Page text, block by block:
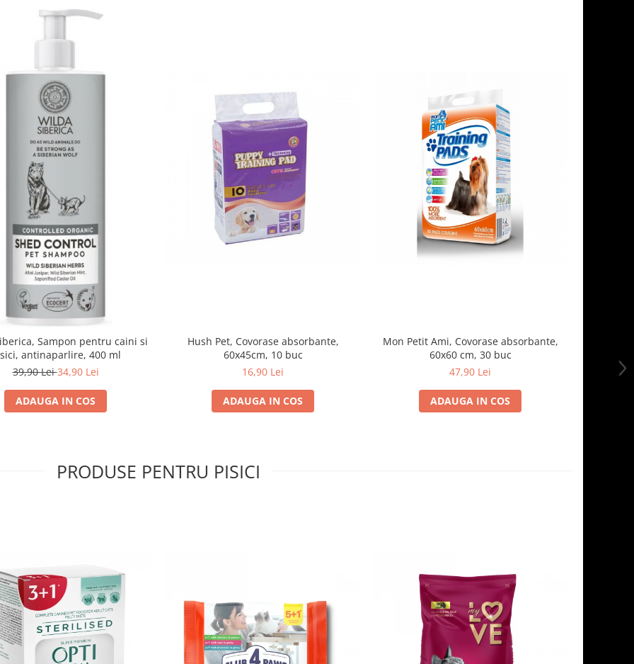
Sampon pentru caini si
antinaparlire, 400 ml
39,90 Lei34,90 Lei
ADAUGA IN COS
Hush Pet, Covorase absorbante,
60x45cm, 10 buc
16,90 Lei
ADAUGA IN COS
Mon Petit Ami, Covorase absorbante,
60x60 cm, 30 buc
47,90 Lei
ADAUGA IN COS
PRODUSE PENTRU PISICI